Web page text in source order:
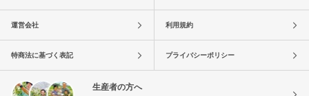
運営会社 利用規約
特商法に基づく表記 プライバシーポリシー
生産者の方へ